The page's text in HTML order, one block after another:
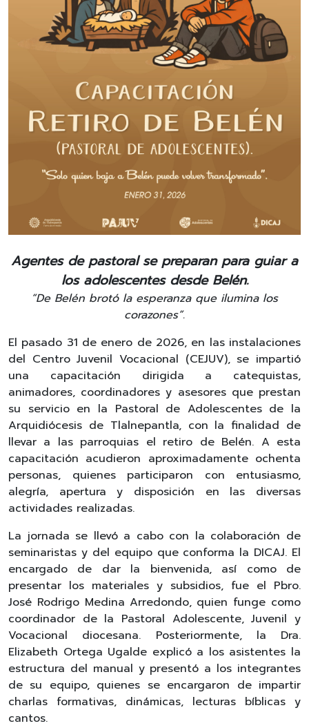
Agentes de pastoral se preparan para guiar a
los adolescentes desde Belén.
“De Belén brotó la esperanza que ilumina los
corazones”.
El pasado 31 de enero de 2026, en las instalaciones
del Centro Juvenil Vocacional (CEJUV), se impartió
una capacitación dirigida a catequistas,
animadores, coordinadores y asesores que prestan
su servicio en la Pastoral de Adolescentes de la
Arquidiócesis de Tlalnepantla, con la finalidad de
llevar a las parroquias el retiro de Belén. A esta
capacitación acudieron aproximadamente ochenta
personas, quienes participaron con entusiasmo,
alegría, apertura y disposición en las diversas
actividades realizadas.
La jornada se llevó a cabo con la colaboración de
seminaristas y del equipo que conforma la DICAJ. El
encargado de dar la bienvenida, así como de
presentar los materiales y subsidios, fue el Pbro.
José Rodrigo Medina Arredondo, quien funge como
coordinador de la Pastoral Adolescente, Juvenil y
Vocacional diocesana. Posteriormente, la Dra.
Elizabeth Ortega Ugalde explicó a los asistentes la
estructura del manual y presentó a los integrantes
de su equipo, quienes se encargaron de impartir
charlas formativas, dinámicas, lecturas bíblicas y
cantos.